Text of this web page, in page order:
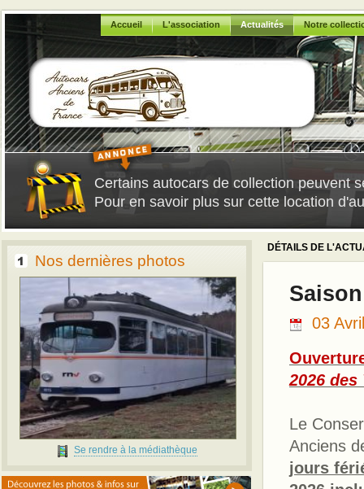
Accueil L'association Actualités Notre
Certains autocars de collection peuvent
Pour en savoir plus sur cette location
Nos dernières photos
Se rendre à la médiathèque
DÉTAILS DE
03
2026
Le
Anciens
jours